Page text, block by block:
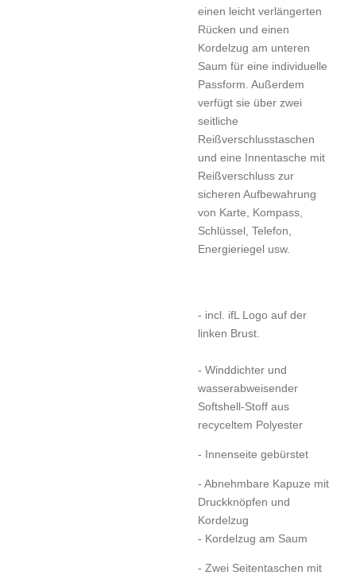
einen leicht verlängerten
Rücken und einen
Kordelzug am unteren
Saum für eine individuelle
Passform. Außerdem
verfügt sie über zwei
seitliche
Reißverschlusstaschen
und eine Innentasche mit
Reißverschluss zur
sicheren Aufbewahrung
von Karte, Kompass,
Schlüssel, Telefon,
Energieriegel usw.
- incl. ifL Logo auf der
linken Brust.
- Winddichter und
wasserabweisender
Softshell-Stoff aus
recyceltem Polyester
- Innenseite gebürstet
- Abnehmbare Kapuze mit
Druckknöpfen und
Kordelzug
- Kordelzug am Saum
- Zwei Seitentaschen mit